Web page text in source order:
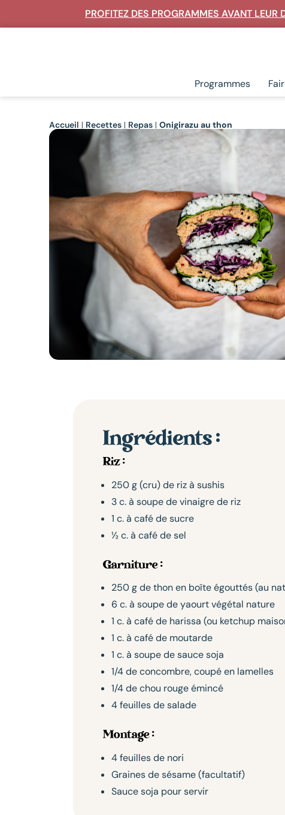
PROFITEZ DES PROGRAMMES AVANT
Rechercher un article ou une recette :
Programmes
Accueil | Recettes | Repas | Onigirazu au thon
Ingrédients :
Riz :
250 g (cru) de riz à sushis
3 c. à soupe de vinaigre de riz
1 c. à café de sucre
½ c. à café de sel
Garniture :
250 g de thon en boîte égouttés (au
6 c. à soupe de yaourt végétal nature
1 c. à café de harissa (ou ketchup
1 c. à café de moutarde
1 c. à soupe de sauce soja
1/4 de concombre, coupé en lamelles
1/4 de chou rouge émincé
4 feuilles de salade
Montage :
4 feuilles de nori
Graines de sésame (facultatif)
Sauce soja pour servir